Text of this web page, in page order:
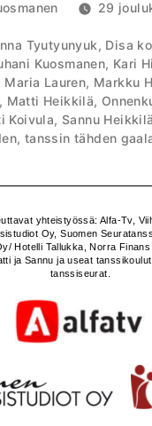
29
Tyutyunyuk, Disa
Kuosmanen, Kari
Maria Lauren, Markku
, Matti Heikkilä,
Koivula, Sannu Heikkilä
, tanssin tähden
yhteistyössä: Alfa-Tv,
Oy, Suomen
Hotelli Tallukka, Norra Finans
ja Sannu ja useat
tanssiseurat.